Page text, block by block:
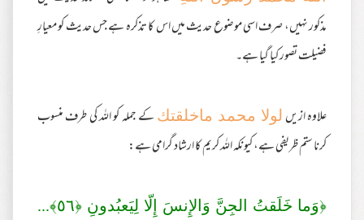
مذکور نہیں، صرف اسی موضوع حدیث میں اس کا تذکرہ ہے جس حدیث کو معیارِ
فضیلت تصور کیا گیا ہے۔
علاوہ ازیں لولا محمد ماخلقتك کے جملہ کو اللہ کی طرف منسوب
کرنا ستم ظریفی ہے، کیونکہ اللہ کریم کا ارشاد گرامی ہے:
﴿وَما خَلَقتُ الجِنَّ وَالإِنسَ إِلّا لِيَعبُدونِ ﴿٥٦﴾...